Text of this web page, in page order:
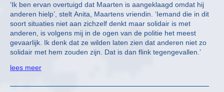
‘Ik ben ervan overtuigd dat Maarten is aangeklaagd omdat hij
anderen hielp’, stelt Anita, Maartens vriendin. ‘Iemand die in dit
soort situaties niet aan zichzelf denkt maar solidair is met
anderen, is volgens mij in de ogen van de politie het meest
gevaarlijk. Ik denk dat ze wilden laten zien dat anderen niet zo
solidair met hem zouden zijn. Dat is dan flink tegengevallen.’
lees meer